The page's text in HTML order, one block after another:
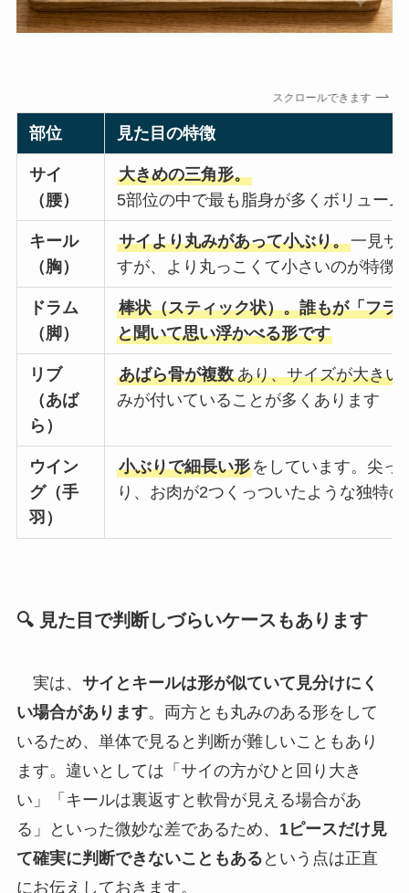
スクロールできます
部位 見た目の特徴
サイ
（腰）
大きめの三角形。
5部位の中で最も脂身が多くボリュー
キール
（胸）
サイより丸みがあって小ぶり。一見サ
すが、より丸っこくて小さいのが特徴
ドラム
（脚）
棒状（スティック状）。誰もが「フラ
と聞いて思い浮かべる形です
リブ
（あば
ら）
あばら骨が複数 あり、サイズが大きい
みが付いていることが多くあります
ウイン
グ（手
羽）
小ぶりで細長い形をしています。尖っ
り、お肉が2つくっついたような独特
🔍 見た目で判断しづらいケースもあります
実は、 サイとキールは形が似ていて見分けにく
い場合があります。両方とも丸みのある形をして
いるため、単体で見ると判断が難しいこともあり
ます。違いとしては「サイの方がひと回り大き
い」「キールは裏返すと軟骨が見える場合があ
る」といった微妙な差であるため、 1ピースだけ見
て確実に判断できないこともある という点は正直
にお伝えしておきます。